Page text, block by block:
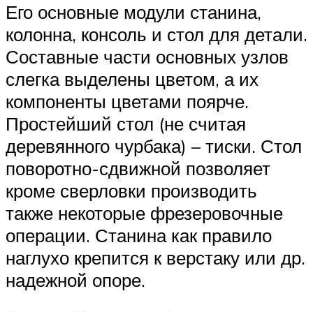
Его основные модули станина,
колонна, консоль и стол для детали.
Составные части основных узлов
слегка выделены цветом, а их
компоненты цветами поярче.
Простейший стол (не считая
деревянного чурбака) – тиски. Стол
поворотно-сдвижной позволяет
кроме сверловки производить
также некоторые фрезеровочные
операции. Станина как правило
наглухо крепится к верстаку или др.
надежной опоре.